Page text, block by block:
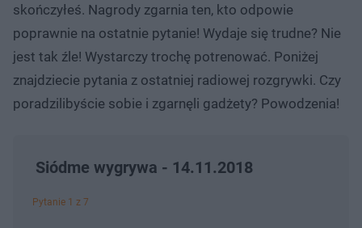
skończyłeś. Nagrody zgarnia ten, kto odpowie
poprawnie na ostatnie pytanie! Wydaje się trudne? Nie
jest tak źle! Wystarczy trochę potrenować. Poniżej
znajdziecie pytania z ostatniej radiowej rozgrywki. Czy
poradzilibyście sobie i zgarnęli gadżety? Powodzenia!
Siódme wygrywa - 14.11.2018
Pytanie 1 z 7